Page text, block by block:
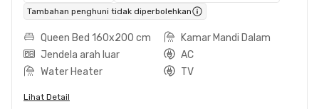
Tambahan penghuni tidak diperbolehkan
Queen Bed 160x200 cm
Kamar Mandi Dalam
Jendela arah luar
AC
Water Heater
TV
Lihat Detail